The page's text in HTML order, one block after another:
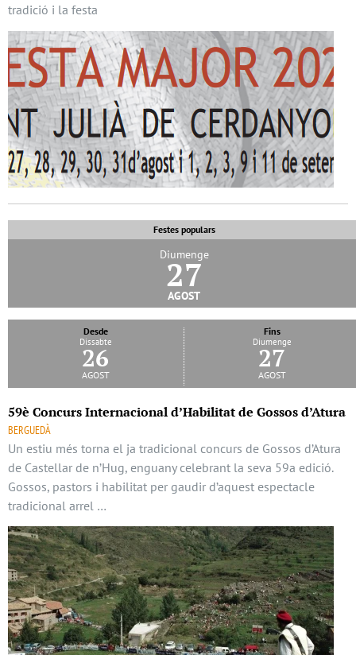
tradició i la festa
Festes populars
Diumenge
27
agost
Desde
Dissabte
26
agost
Fins
Diumenge
27
agost
59è Concurs Internacional d’Habilitat de Gossos d’Atura
BERGUEDÀ
Un estiu més torna el ja tradicional concurs de Gossos d’Atura
de Castellar de n’Hug, enguany celebrant la seva 59a edició.
Gossos, pastors i habilitat per gaudir d’aquest espectacle
tradicional arrel …